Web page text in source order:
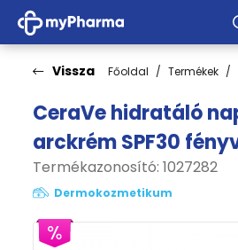
Vissza Főoldal Termékek
CeraVe hidratáló
arckrém SPF30
Termékazonosító: 1027282
Dermokozmetikum